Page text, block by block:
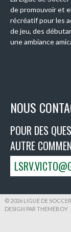
de promouvoir et
récréatif pour les
de jeu, des
une ambiance
NOUS
POUR DES
AUTRE
© 2026 LIGUE DE
DESIGN PAR THEMEBOY